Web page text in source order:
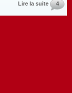
Lire la suite 4